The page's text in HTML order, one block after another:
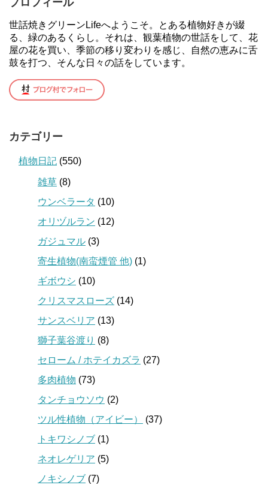
プロフィール
世話焼きグリーンLifeへようこそ。とある植物好きが綴
る、緑のあるくらし。それは、観葉植物の世話をして、花
屋の花を買い、季節の移り変わりを感じ、自然の恵みに舌
鼓を打つ、そんな日々の話をしています。
カテゴリー
植物日記 (550)
雑草 (8)
ウンベラータ (10)
オリヅルラン (12)
ガジュマル (3)
寄生植物(南蛮煙管 他) (1)
ギボウシ (10)
クリスマスローズ (14)
サンスベリア (13)
獅子葉谷渡り (8)
セローム / ホテイカズラ (27)
多肉植物 (73)
タンチョウソウ (2)
ツル性植物（アイビー）
(37)
トキワシノブ (1)
ネオレゲリア (5)
ノキシノブ (7)